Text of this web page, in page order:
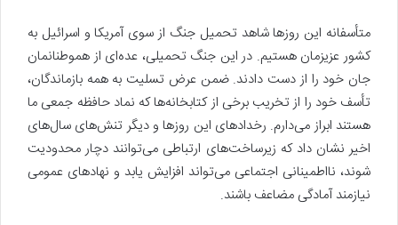
متأسفانه این روزها شاهد تحمیل جنگ از سوی آمریکا و اسرائیل به
کشور عزیزمان هستیم. در این جنگ تحمیلی، عده‌ای از هموطنانمان
جان خود را از دست دادند. ضمن عرض تسلیت به همه بازماندگان،
تأسف خود را از تخریب برخی از کتابخانه‌ها که نماد حافظه جمعی ما
هستند ابراز می‌دارم. رخدادهای این روزها و دیگر تنش‌های سال‌های
اخیر نشان داد که زیرساخت‌های ارتباطی می‌توانند دچار محدودیت
شوند، نااطمینانی اجتماعی می‌تواند افزایش یابد و نهادهای عمومی
نیازمند آمادگی مضاعف باشند.